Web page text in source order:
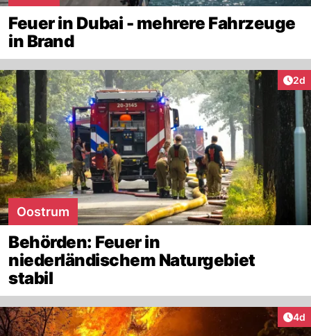
Feuer in Dubai - mehrere Fahrzeuge
in Brand
2d
Oostrum
Behörden: Feuer in
niederländischem Naturgebiet
stabil
4d